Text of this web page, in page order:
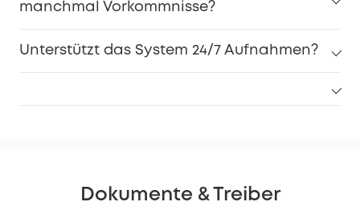
manchmal Vorkommnisse?
Unterstützt das System 24/7 Aufnahmen?
Dokumente & Treiber